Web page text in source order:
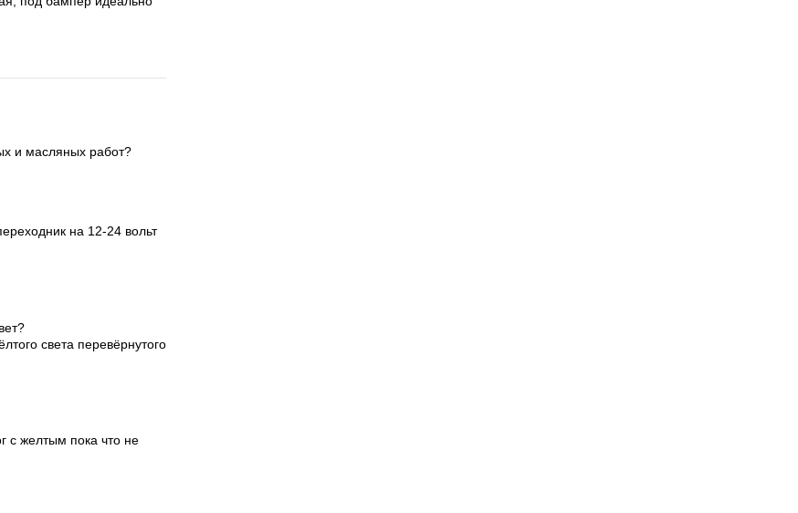
и масляных работ?
на 12-24 вольт
света перевёрнутого
с желтым пока что не